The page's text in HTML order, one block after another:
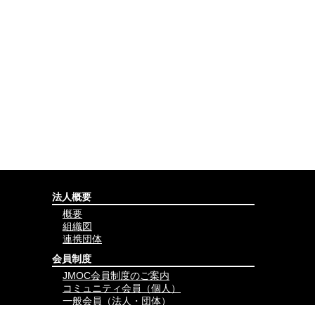
法人概要
概要
組織図
連携団体
会員制度
JMOC会員制度のご案内
コミュニティ会員（個人）
一般会員（法人・団体）